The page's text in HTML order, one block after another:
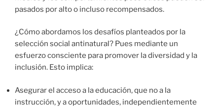
pasados por alto o incluso recompensados.
¿Cómo abordamos los desafíos planteados por la
selección social antinatural? Pues mediante un
esfuerzo consciente para promover la diversidad y la
inclusión. Esto implica:
Asegurar el acceso a la educación, que no a la
instrucción, y a oportunidades, independientemente